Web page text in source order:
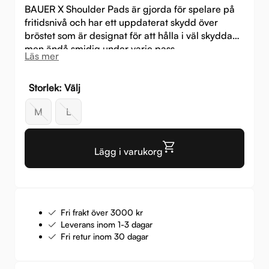
BAUER X Shoulder Pads är gjorda för spelare på
fritidsnivå och har ett uppdaterat skydd över
bröstet som är designat för att hålla i väl skyddad
men ändå smidig under varje pass.
Läs mer
Storlek: Välj
M
L
Lägg i varukorg
Fri frakt över 3000 kr
Leverans inom 1-3 dagar
Fri retur inom 30 dagar